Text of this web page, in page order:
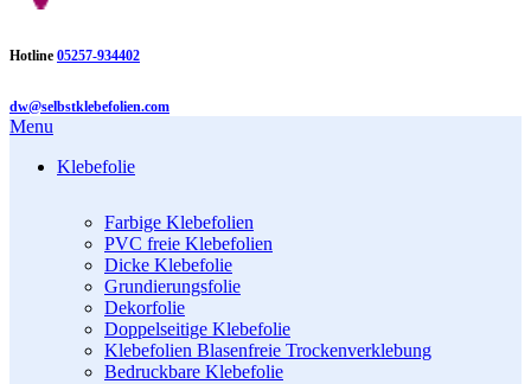
Hotline 05257-934402
dw@selbstklebefolien.com
Menu
Klebefolie
Farbige Klebefolien
PVC freie Klebefolien
Dicke Klebefolie
Grundierungsfolie
Dekorfolie
Doppelseitige Klebefolie
Klebefolien Blasenfreie Trockenverklebung
Bedruckbare Klebefolie